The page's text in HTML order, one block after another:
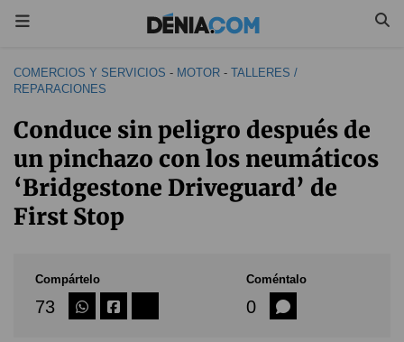
COMERCIOS Y SERVICIOS - MOTOR - TALLERES /
REPARACIONES
Conduce sin peligro después de
un pinchazo con los neumáticos
‘Bridgestone Driveguard’ de
First Stop
Compártelo
73
Coméntalo
0